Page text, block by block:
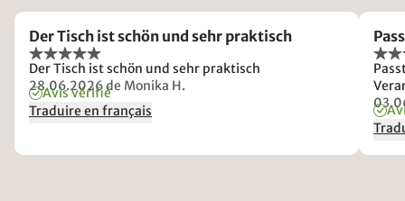
Der Tisch ist schön und sehr praktisch
Der Tisch ist schön und sehr praktisch
28.06.2026de Monika H.
Avis vérifié
Traduire en français